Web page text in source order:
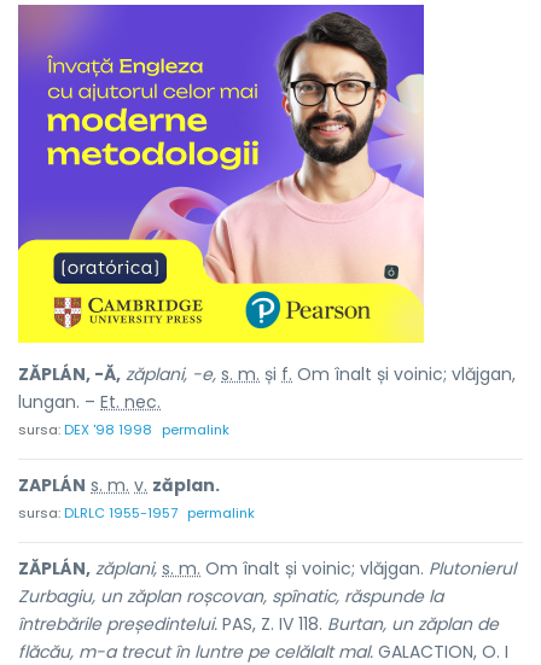
ZĂPLÁN, -Ă, zăplani, -e, s. m. și f. Om înalt și voinic; vlăjgan,
lungan. – Et. nec.
sursa:DEX '98 1998 permalink
ZAPLÁN s. m. v. zăplan.
sursa:DLRLC 1955-1957 permalink
ZĂPLÁN, zăplani, s. m. Om înalt și voinic; vlăjgan. Plutonierul
Zurbagiu, un zăplan roșcovan, spînatic, răspunde la
întrebările președintelui. PAS, Z. IV 118. Burtan, un zăplan de
flăcău, m-a trecut în luntre pe celălalt mal. GALACTION, O. I